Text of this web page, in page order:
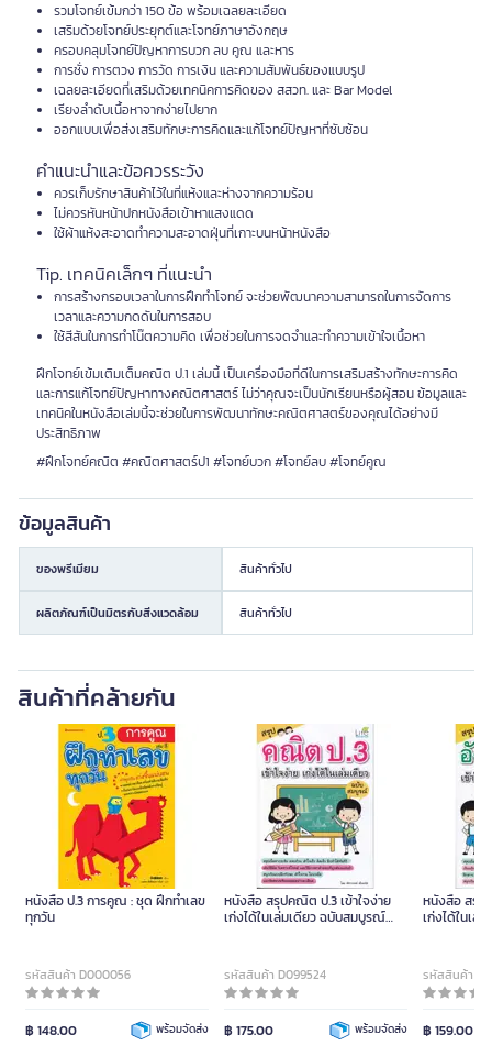
รวมโจทย์เข้มกว่า 150 ข้อ พร้อมเฉลยละเอียด
เสริมด้วยโจทย์ประยุกต์และโจทย์ภาษาอังกฤษ
ครอบคลุมโจทย์ปัญหาการบวก ลบ คูณ และหาร
การชั่ง การตวง การวัด การเงิน และความสัมพันธ์ของแบบรูป
เฉลยละเอียดที่เสริมด้วยเทคนิคการคิดของ สสวท. และ Bar Model
เรียงลำดับเนื้อหาจากง่ายไปยาก
ออกแบบเพื่อส่งเสริมทักษะการคิดและแก้โจทย์ปัญหาที่ซับซ้อน
คำแนะนำและข้อควรระวัง
ควรเก็บรักษาสินค้าไว้ในที่แห้งและห่างจากความร้อน
ไม่ควรหันหน้าปกหนังสือเข้าหาแสงแดด
ใช้ผ้าแห้งสะอาดทำความสะอาดฝุ่นที่เกาะบนหน้าหนังสือ
Tip. เทคนิคเล็กๆ ที่แนะนำ
การสร้างกรอบเวลาในการฝึกทำโจทย์ จะช่วยพัฒนาความสามารถในการจัดการ
เวลาและความกดดันในการสอบ
ใช้สีสันในการทำโน๊ตความคิด เพื่อช่วยในการจดจำและทำความเข้าใจเนื้อหา
ฝึกโจทย์เข้มเติมเต็มคณิต ป.1 เล่มนี้ เป็นเครื่องมือที่ดีในการเสริมสร้างทักษะการคิด
และการแก้โจทย์ปัญหาทางคณิตศาสตร์ ไม่ว่าคุณจะเป็นนักเรียนหรือผู้สอน ข้อมูลและ
เทคนิคในหนังสือเล่มนี้จะช่วยในการพัฒนาทักษะคณิตศาสตร์ของคุณได้อย่างมี
ประสิทธิภาพ
#ฝึกโจทย์คณิต #คณิตศาสตร์ป1 #โจทย์บวก #โจทย์ลบ #โจทย์คูณ
ข้อมูลสินค้า
ของพรีเมียม สินค้าทั่วไป
ผลิตภัณฑ์เป็นมิตรกับสิ่งแวดล้อม สินค้าทั่วไป
สินค้าที่คล้ายกัน
หนังสือ ป.3 การคูณ : ชุด ฝึกทำเลข
ทุกวัน
รหัสสินค้า D000056
฿ 148.00 พร้อมจัดส่ง
หนังสือ สรุปคณิต ป.3 เข้าใจง่าย
เก่งได้ในเล่มเดียว ฉบับสมบูรณ์
รหัสสินค้า D099524
฿ 175.00 พร้อมจัดส่ง
หนังสือ สรุป
เก่งได้ในเล่
รหัสสินค้า
฿ 159.00